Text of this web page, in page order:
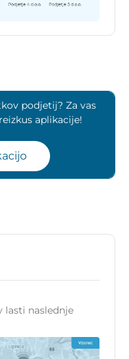
podjetij? Za vas
aplikacije!
lasti naslednje